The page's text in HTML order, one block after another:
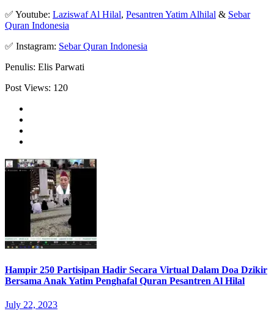
✅ Youtube: Laziswaf Al Hilal, Pesantren Yatim Alhilal & Sebar
Quran Indonesia
✅ Instagram: Sebar Quran Indonesia
Penulis: Elis Parwati
Post Views: 120
Hampir 250 Partisipan Hadir Secara Virtual Dalam Doa Dzikir
Bersama Anak Yatim Penghafal Quran Pesantren Al Hilal
July 22, 2023